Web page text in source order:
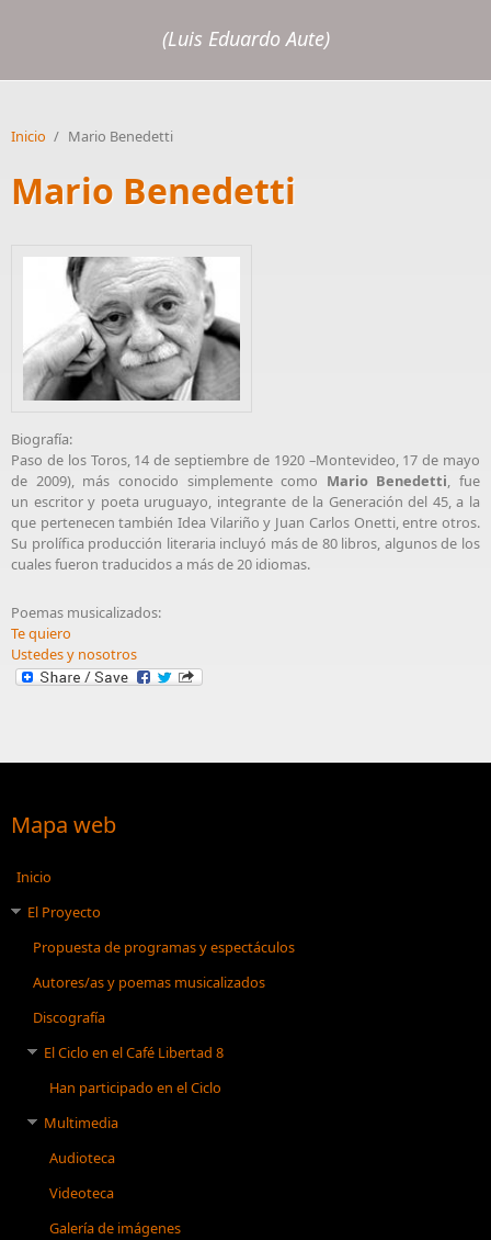
(Luis Eduardo Aute)
Inicio / Mario Benedetti
Mario Benedetti
Biografía:
Paso de los Toros, 14 de septiembre de 1920 –Montevideo, 17 de mayo
de 2009), más conocido simplemente como Mario Benedetti, fue
un escritor y poeta uruguayo, integrante de la Generación del 45, a la
que pertenecen también Idea Vilariño y Juan Carlos Onetti, entre otros.
Su prolífica producción literaria incluyó más de 80 libros, algunos de los
cuales fueron traducidos a más de 20 idiomas.
Poemas musicalizados:
Te quiero
Ustedes y nosotros
Mapa web
Inicio
El Proyecto
Propuesta de programas y espectáculos
Autores/as y poemas musicalizados
Discografía
El Ciclo en el Café Libertad 8
Han participado en el Ciclo
Multimedia
Audioteca
Videoteca
Galería de imágenes